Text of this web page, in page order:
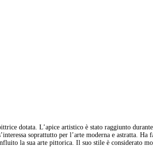
dotata. L’apice artistico è stato raggiunto
soprattutto per l’arte moderna e
la sua arte pittorica. Il suo stile è considerato